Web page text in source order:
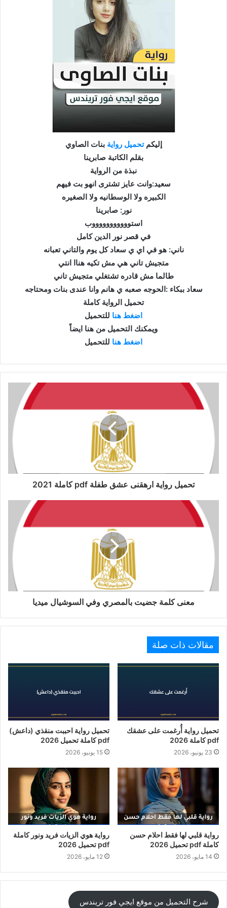
إليكمتحميل رواية بنات الصاوي
بقلم الكاتبة صابرينا
نبذة من الرواية
سعيد:وانت عايز تشترى انهو بت فيهم
الكبيره ولا الوسطانيه ولا الصغيره
نور: صابرينا
استوووووووووووب
في قصر نور الدين كامل
ناني: هو في اي ي سعاد كل يوم والتاني تعبانه
متجيش تاني هي مش تكيه هناا انتي
طالما مش قادره تشتغلي متجيش تاني
سعاد ببكاء :الحوجه صعبه ي هانم وانا عندى بنات ومحتاجه
تحميل الرواية كاملة
اضغط هنا للتحميل
ويمكنك التحميل من هنا ايضاً
اضغط هنا للتحميل
تحميل رواية ارهقنى عشق طفلة pdf كاملة 2021
معنى كلمة جضيت بالمصري وفي السوشيال ميديا
مقالات ذات صلة
تحميل رواية أُرغمت على عشقك
pdf كاملة 2026
23 يونيو، 2026
تحميل رواية احببت منقذي (داعش)
pdf كاملة تحميل 2026
15 يونيو، 2026
رواية قلبي لها فقط احلام حسن
كاملة pdf تحميل 2026
14 مايو، 2026
رواية هوي الزيات فريد ونور كاملة
pdf تحميل 2026
12 مايو، 2026
شرح التحميل من موقع ايجي فور تريندس